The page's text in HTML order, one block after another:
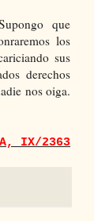
que
los
sus
derechos
nos oiga.
IX/2363